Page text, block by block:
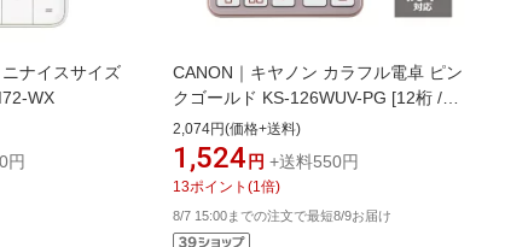
ナイスサイズ
WX
円
CANON｜キヤノン カラフル電卓 ピン
クゴールド KS-126WUV-PG [12桁 /W
税率対応]
2,074円(価格+送料)
1,524 円 +送料550円
13ポイント (1 倍)
8/7 15:00までの注文で最短8/9お届け